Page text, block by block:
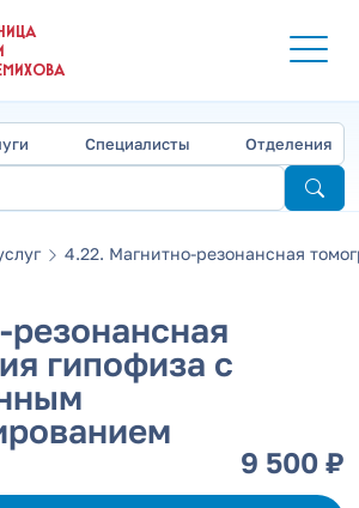
Специалисты Отделения
4.22. Магнитно-резонансная
гипофиза с
9 500 ₽